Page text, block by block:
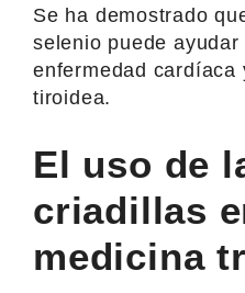
Se ha demostrado
selenio puede
enfermedad cardíaca
tiroidea.
El uso de
criadillas
medicina